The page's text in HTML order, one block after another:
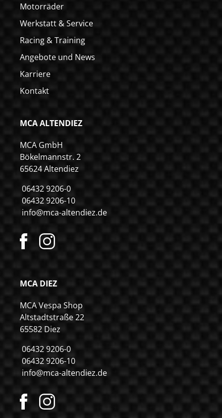
Motorräder
Werkstatt & Service
Racing & Training
Angebote und News
Karriere
Kontakt
MCA ALTENDIEZ
MCA GmbH
Bökelmannstr. 2
65624 Altendiez
06432 9206-0
06432 9206-10
info@mca-altendiez.de
MCA DIEZ
MCA Vespa Shop
Altstadtstraße 22
65582 Diez
06432 9206-0
06432 9206-10
info@mca-altendiez.de